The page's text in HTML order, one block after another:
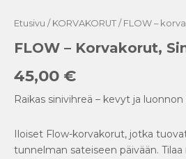
Etusivu / KORVAKORUT / FLOW –
FLOW – Korvakorut,
45,00 €
Raikas sinivihreä – kevyt ja
Iloiset Flow-korvakorut, jotka
tunnelman sateiseen päivään. Tilaa